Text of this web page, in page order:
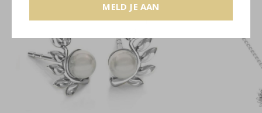
MELD JE AAN